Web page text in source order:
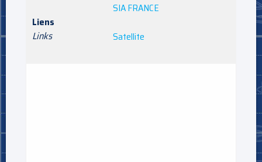
Liens
Links
SIA FRANCE
Satellite